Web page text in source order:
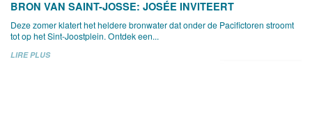
BRON VAN SAINT-JOSSE: JOSÉE INVITEERT
Deze zomer klatert het heldere bronwater dat onder de Pacifictoren stroomt
tot op het Sint-Joostplein. Ontdek een...
LIRE PLUS